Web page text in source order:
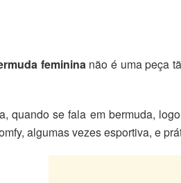
femininanão é uma peça
quando se fala em bermuda,
algumas vezes esportiva, e